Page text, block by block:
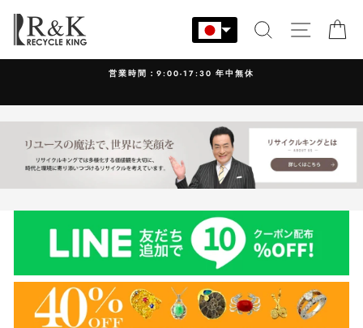
ン
す
検索 サイト
営業時間：9:00-17:30 年中無休